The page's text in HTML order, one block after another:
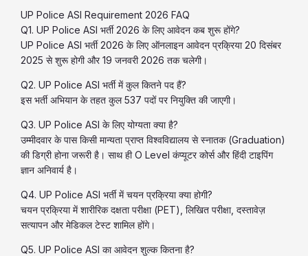
UP Police ASI Requirement 2026 FAQ
Q1. UP Police ASI भर्ती 2026 के लिए आवेदन कब शुरू होंगे?
UP Police ASI भर्ती 2026 के लिए ऑनलाइन आवेदन प्रक्रिया 20 दिसंबर
2025 से शुरू होगी और 19 जनवरी 2026 तक चलेगी।
Q2. UP Police ASI भर्ती में कुल कितने पद हैं?
इस भर्ती अभियान के तहत कुल 537 पदों पर नियुक्ति की जाएगी।
Q3. UP Police ASI के लिए योग्यता क्या है?
उम्मीदवार के पास किसी मान्यता प्राप्त विश्वविद्यालय से स्नातक (Graduation)
की डिग्री होना जरूरी है। साथ ही O Level कंप्यूटर कोर्स और हिंदी टाइपिंग
ज्ञान अनिवार्य है।
Q4. UP Police ASI भर्ती में चयन प्रक्रिया क्या होगी?
चयन प्रक्रिया में शारीरिक दक्षता परीक्षा (PET), लिखित परीक्षा, दस्तावेज़
सत्यापन और मेडिकल टेस्ट शामिल होंगे।
Q5. UP Police ASI का आवेदन शुल्क कितना है?